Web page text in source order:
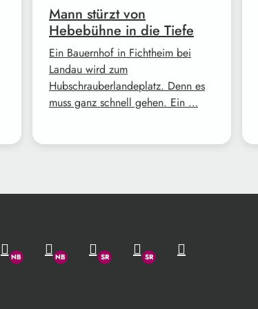
Mann stürzt von
Hebebühne in die Tiefe
Ein Bauernhof in Fichtheim bei
Landau wird zum
Hubschrauberlandeplatz. Denn es
muss ganz schnell gehen. Ein …